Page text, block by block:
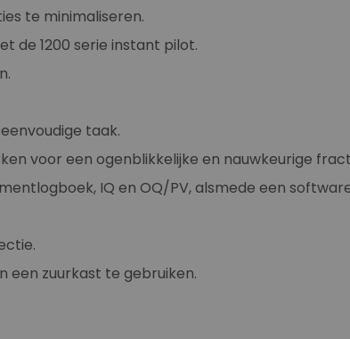
te minimaliseren.
de 1200 serie instant pilot.
taak.
voor een ogenblikkelijke en nauwkeurige
IQ en OQ/PV, alsmede een
zuurkast te gebruiken.